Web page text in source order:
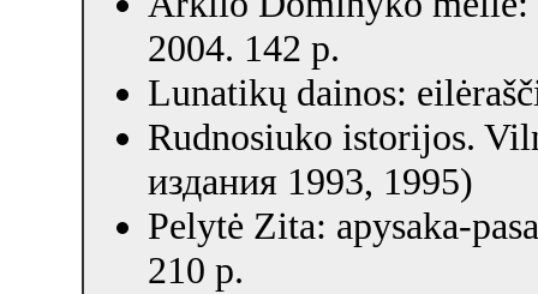
2004. 142 p.
Lunatikų dainos:
Rudnosiuko istorijos.
издания 1993, 1995)
Pelytė Zita: apysaka-
210 p.